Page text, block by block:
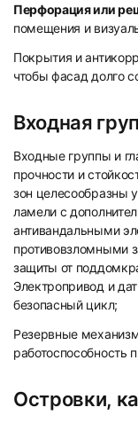
Перфорация или
помещения и
Покрытия и
чтобы фасад долго
Входная
Входные группы и
прочности и
зон целесообразны
ламели с
антивандальными
противовзломными
защиты от
Электропривод и
безопасный цикл;
Резервные
работоспособность
Островки,